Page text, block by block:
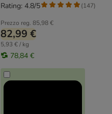
Prezzo reg. 85,98 €
82,99 €
5,93 € / kg
78,84 €
Rating: 4.8/5 (147)